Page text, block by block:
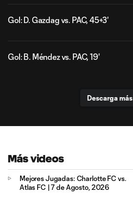
Gol: D. Gazdag vs. PAC, 45+3'
Gol: B. Méndez vs. PAC, 19'
Descarga más
Más videos
Mejores Jugadas: Charlotte FC vs.
Atlas FC | 7 de Agosto, 2026